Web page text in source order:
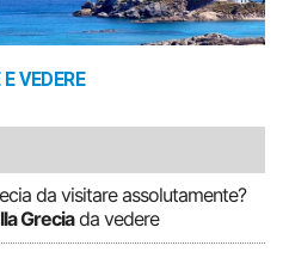
VEDERE
da visitare assolutamente?
Greciada vedere